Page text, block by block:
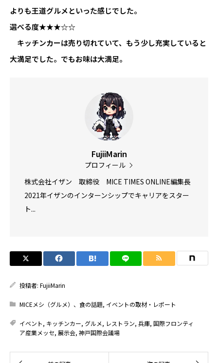
よりも王道グルメといった感じでした。
選べる度★★★☆☆
キッチンカーは売り切れていて、もう少し充実していると
大満足でした。でもお味は大満足。
FujiiMarin
プロフィール
株式会社イザン 取締役 MICE TIMES ONLINE編集長
2021年イザンのインターンシップでキャリアをスター
ト...
投稿者: FujiiMarin
MICEメシ（グルメ）、食の話題, イベントの取材・レポート
イベント, キッチンカー, グルメ, レストラン, 兵庫, 国際フロンティ
ア産業メッセ, 展示会, 神戸国際会議場